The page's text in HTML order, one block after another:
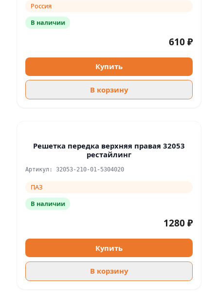
Россия
В наличии
610 ₽
Купить
В корзину
Решетка передка верхняя правая 32053
рестайлинг
Артикул: 32053-210-01-5304020
ПАЗ
В наличии
1280 ₽
Купить
В корзину